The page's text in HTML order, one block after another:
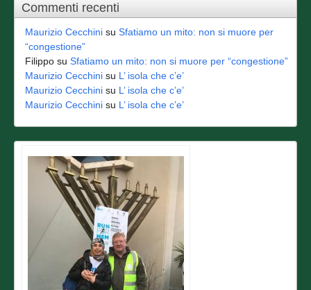
Commenti recenti
Maurizio Cecchini su Sfatiamo un mito: non si muore per
“congestione”
Filippo su Sfatiamo un mito: non si muore per “congestione”
Maurizio Cecchini su L’ isola che c’e’
Maurizio Cecchini su L’ isola che c’e’
Maurizio Cecchini su L’ isola che c’e’